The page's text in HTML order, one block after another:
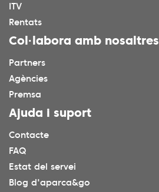
ITV
Rentats
Col·labora amb nosaltres
Partners
Agències
Premsa
Ajuda i suport
Contacte
FAQ
Estat del servei
Blog d'aparca&go